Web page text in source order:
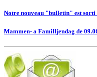
Notre nouveau "bulletin" est sorti
Mammen- a Familljendag de